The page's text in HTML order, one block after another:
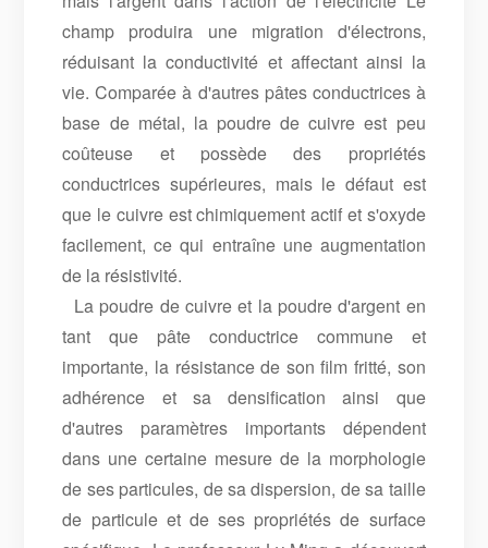
champ produira une migration d'électrons,
réduisant la conductivité et affectant ainsi la
vie. Comparée à d'autres pâtes conductrices à
base de métal, la poudre de cuivre est peu
coûteuse et possède des propriétés
conductrices supérieures, mais le défaut est
que le cuivre est chimiquement actif et s'oxyde
facilement, ce qui entraîne une augmentation
de la résistivité.
La poudre de cuivre et la poudre d'argent en
tant que pâte conductrice commune et
importante, la résistance de son film fritté, son
adhérence et sa densification ainsi que
d'autres paramètres importants dépendent
dans une certaine mesure de la morphologie
de ses particules, de sa dispersion, de sa taille
de particule et de ses propriétés de surface